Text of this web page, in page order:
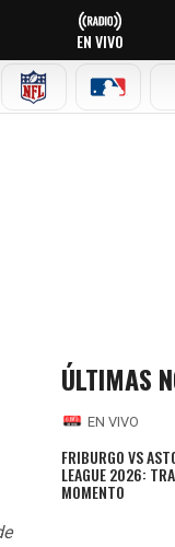
EN VIVO
NFL MLB
ÚLTIMAS
EN VIVO
FRIBURGO VS
LEAGUE 2026:
MOMENTO